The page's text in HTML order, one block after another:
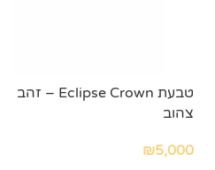
טבעת Eclipse Crown – זהב
צהוב
₪5,000